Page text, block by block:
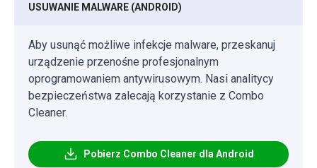
USUWANIE MALWARE (ANDROID)
Aby usunąć możliwe infekcje malware, przeskanuj
urządzenie przenośne profesjonalnym
oprogramowaniem antywirusowym. Nasi analitycy
bezpieczeństwa zalecają korzystanie z Combo
Cleaner.
Pobierz Combo Cleaner dla Android